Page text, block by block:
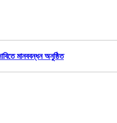
মানববন্ধন অনুষ্ঠিত